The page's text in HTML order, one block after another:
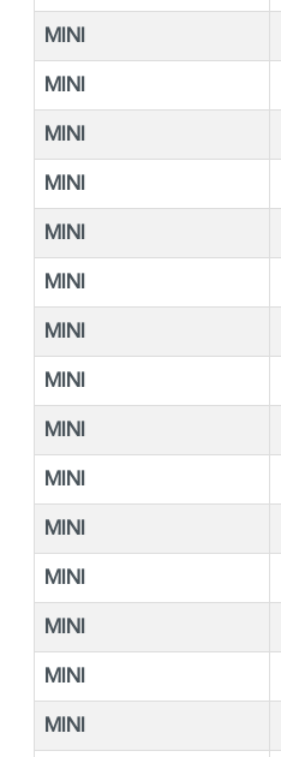
MINI
MINI
MINI
MINI
MINI
MINI
MINI
MINI
MINI
MINI
MINI
MINI
MINI
MINI
MINI